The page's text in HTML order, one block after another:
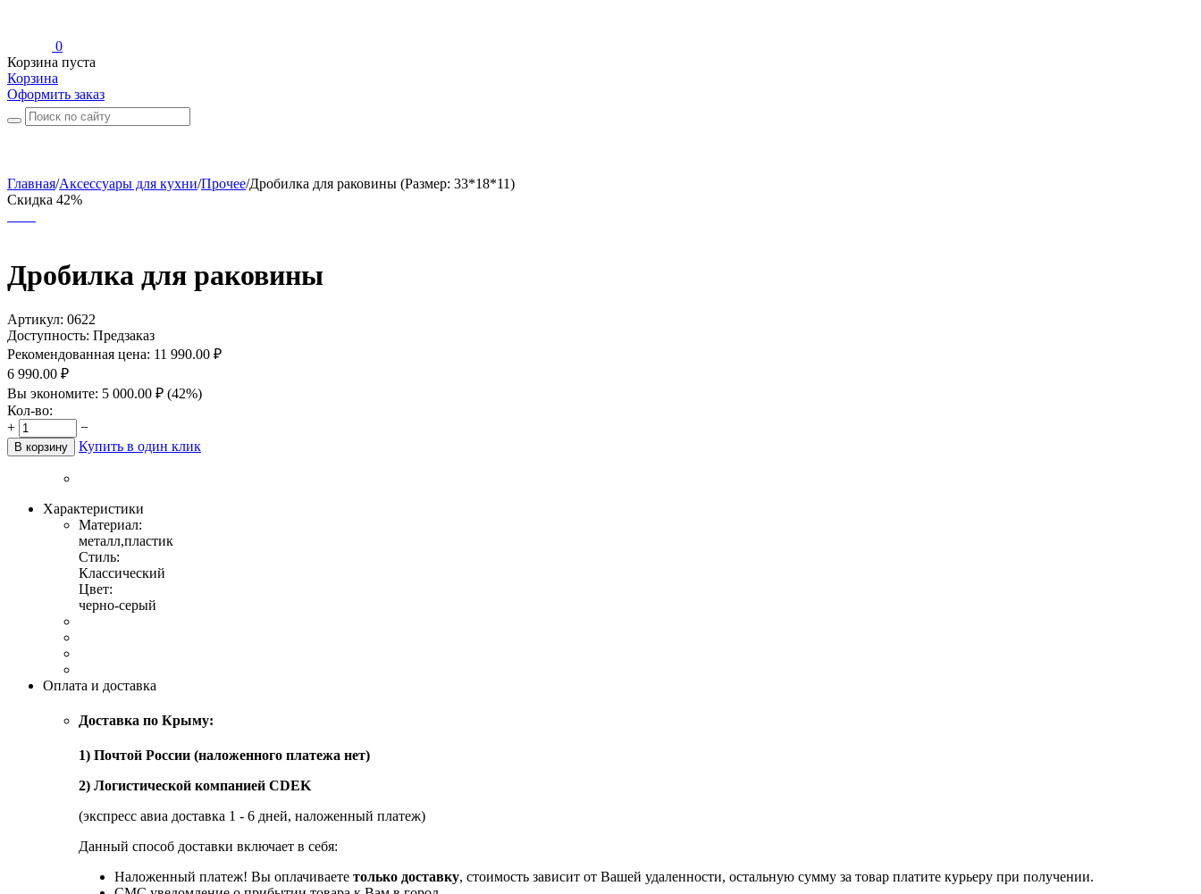
0
Корзина пуста
Корзина
Оформить заказ
Главная/Аксессуары для кухни/Прочее/Дробилка для раковины (Размер: 33*18*11)
Скидка 42%
Дробилка для раковины
Артикул: 0622
Доступность: Предзаказ
Рекомендованная цена: 11 990.00 ₽
6 990.00 ₽
Вы экономите: 5 000.00 ₽ (42%)
Кол-во:
+
−
В корзину Купить в один клик
Характеристики
Материал:
металл,пластик
Стиль:
Классический
Цвет:
черно-серый
Оплата и доставка
Доставка по Крыму:
1) Почтой России (наложенного платежа нет)
2) Логистической компанией CDEK
(экспресс авиа доставка 1 - 6 дней, наложенный платеж)
Данный способ доставки включает в себя:
Наложенный платеж! Вы оплачиваете только доставку, стоимость зависит от Вашей удаленности, остальную сумму за товар платите курьеру при получении.